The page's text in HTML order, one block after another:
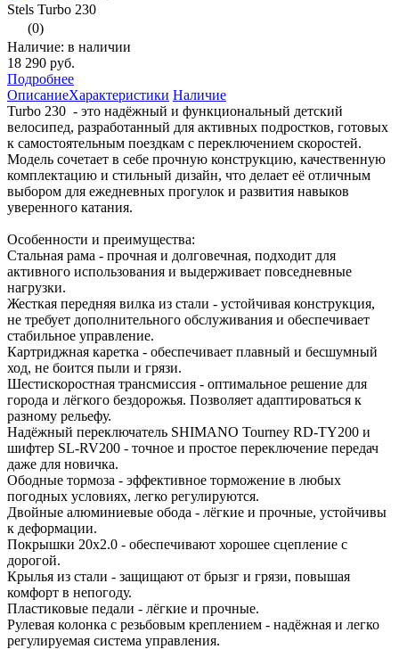
Stels Turbo 230
(0)
Наличие: в наличии
18 290 руб.
Подробнее
ОписаниеХарактеристики Наличие
Turbo 230 - это надёжный и функциональный детский
велосипед, разработанный для активных подростков, готовых
к самостоятельным поездкам с переключением скоростей.
Модель сочетает в себе прочную конструкцию, качественную
комплектацию и стильный дизайн, что делает её отличным
выбором для ежедневных прогулок и развития навыков
уверенного катания.
Особенности и преимущества:
Стальная рама - прочная и долговечная, подходит для
активного использования и выдерживает повседневные
нагрузки.
Жесткая передняя вилка из стали - устойчивая конструкция,
не требует дополнительного обслуживания и обеспечивает
стабильное управление.
Картриджная каретка - обеспечивает плавный и бесшумный
ход, не боится пыли и грязи.
Шестискоростная трансмиссия - оптимальное решение для
города и лёгкого бездорожья. Позволяет адаптироваться к
разному рельефу.
Надёжный переключатель SHIMANO Tourney RD-TY200 и
шифтер SL-RV200 - точное и простое переключение передач
даже для новичка.
Ободные тормоза - эффективное торможение в любых
погодных условиях, легко регулируются.
Двойные алюминиевые обода - лёгкие и прочные, устойчивы
к деформации.
Покрышки 20x2.0 - обеспечивают хорошее сцепление с
дорогой.
Крылья из стали - защищают от брызг и грязи, повышая
комфорт в непогоду.
Пластиковые педали - лёгкие и прочные.
Рулевая колонка с резьбовым креплением - надёжная и легко
регулируемая система управления.